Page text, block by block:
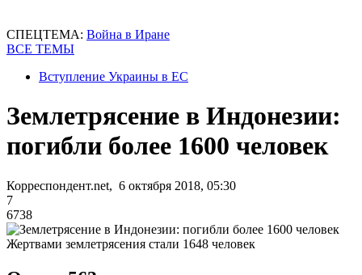
СПЕЦТЕМА: Война в Иране
ВСЕ ТЕМЫ
Вступление Украины в ЕС
Землетрясение в Индонезии:
погибли более 1600 человек
Корреспондент.net, 6 октября 2018, 05:30
7
6738
Жертвами землетрясения стали 1648 человек